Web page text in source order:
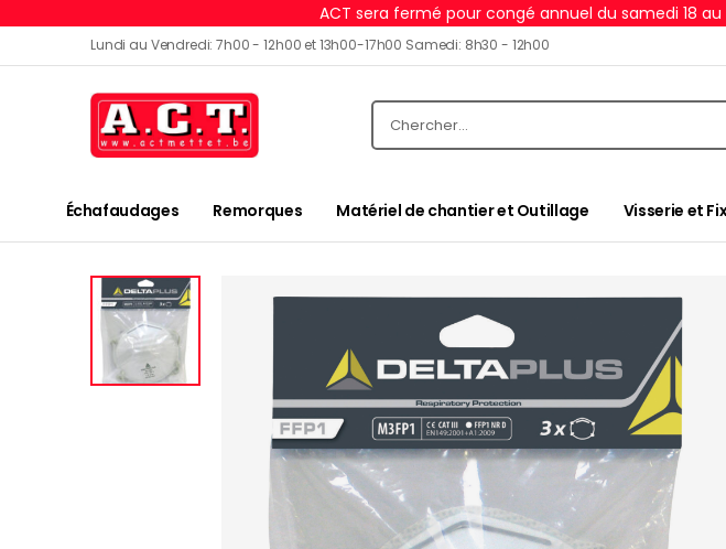
ACT sera fermé pour congé annuel du samedi 18
Lundi au Vendredi: 7h00 - 12h00 et 13h00-17h00 Samedi: 8h30 - 12h00
Échafaudages Remorques Matériel de chantier et Outillage Visserie et